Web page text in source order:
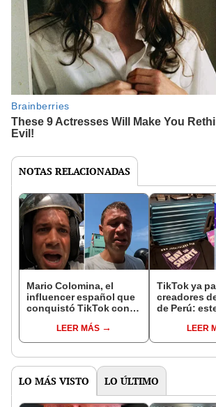
NOTAS RELACIONADAS
Mario Colomina, el
influencer español que
conquistó TikTok con
"Mi amor nació por la
gastronomía"
LEER MÁS
TikTok ya
creadores
de Perú:
llegar a
vistas
LEER
LO MÁS VISTO LO ÚLTIMO